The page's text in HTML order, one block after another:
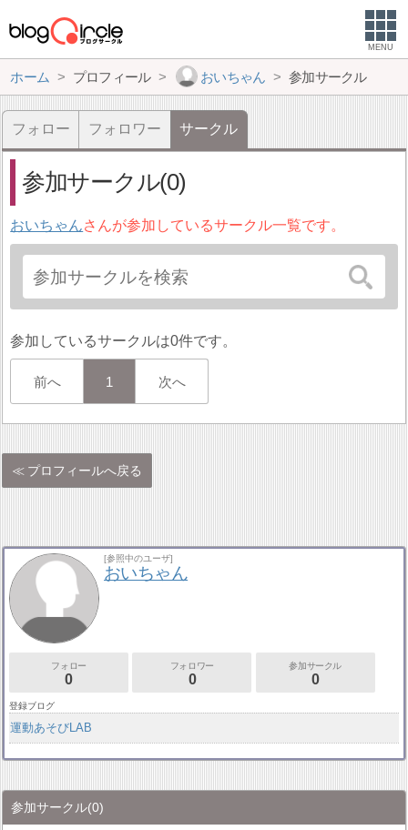
MENU
ホーム プロフィール おいちゃん 参加サークル
フォロー フォロワー サークル
参加サークル(0)
おいちゃんさんが参加しているサークル一覧です。
参加しているサークルは0件です。
前へ 1 次へ
プロフィールへ戻る
[参照中のユーザ]
おいちゃん
フォロー
0
フォロワー
0
参加サークル
0
登録ブログ
運動あそびLAB
参加サークル(0)